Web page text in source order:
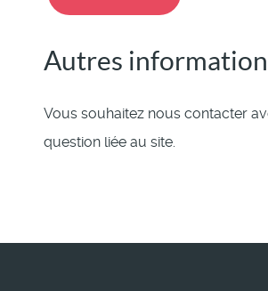
Autres
Autres informations
Vous souhaitez nous contacter
question liée au site.